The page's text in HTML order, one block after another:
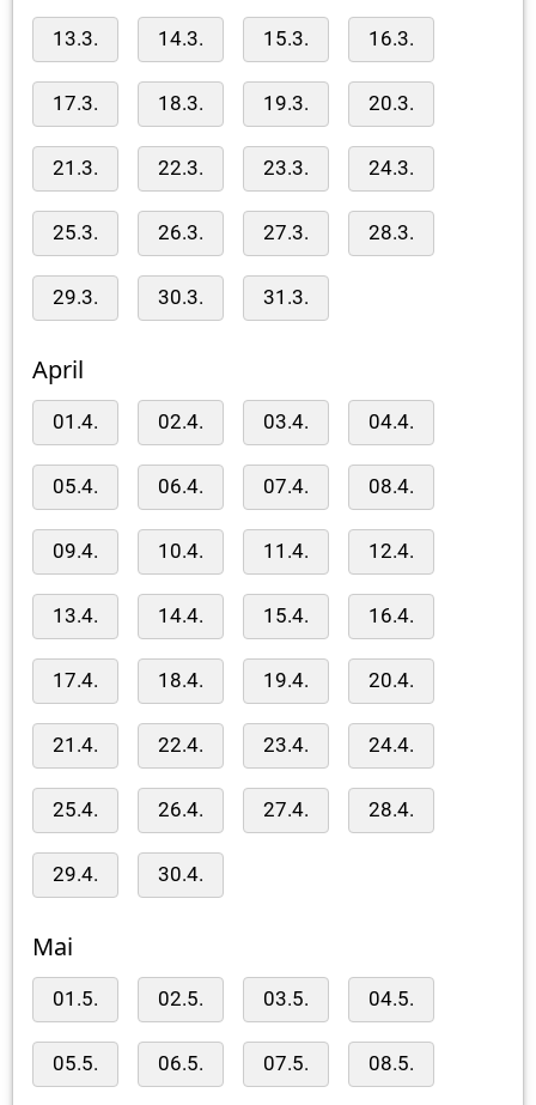
13.3. 14.3. 15.3. 16.3.
17.3. 18.3. 19.3. 20.3.
21.3. 22.3. 23.3. 24.3.
25.3. 26.3. 27.3. 28.3.
29.3. 30.3. 31.3.
April
01.4. 02.4. 03.4. 04.4.
05.4. 06.4. 07.4. 08.4.
09.4. 10.4. 11.4. 12.4.
13.4. 14.4. 15.4. 16.4.
17.4. 18.4. 19.4. 20.4.
21.4. 22.4. 23.4. 24.4.
25.4. 26.4. 27.4. 28.4.
29.4. 30.4.
Mai
01.5. 02.5. 03.5. 04.5.
05.5. 06.5. 07.5. 08.5.